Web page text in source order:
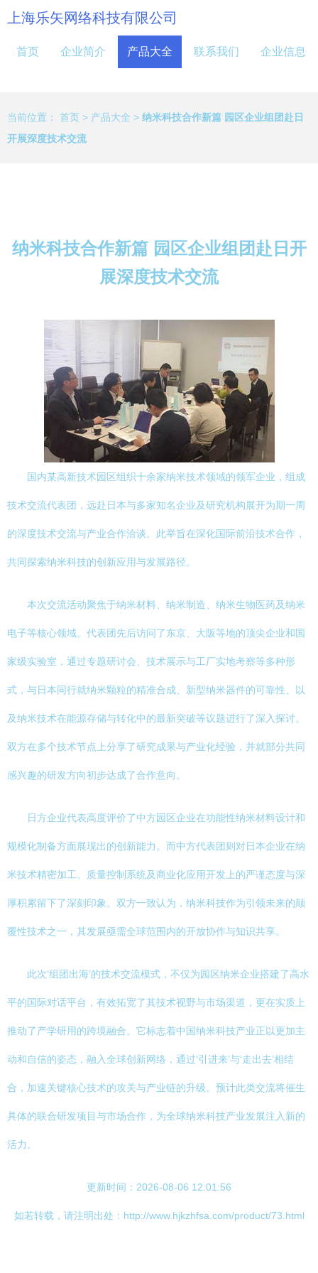
上海乐矢网络科技有限公司
首页 企业简介 产品大全 联系我们 企业信息
当前位置： 首页 > 产品大全 > 纳米科技合作新篇 园区企业组团赴日
开展深度技术交流
纳米科技合作新篇 园区企业组团赴日开
展深度技术交流
国内某高新技术园区组织十余家纳米技术领域的领军企业，组成
技术交流代表团，远赴日本与多家知名企业及研究机构展开为期一周
的深度技术交流与产业合作洽谈。此举旨在深化国际前沿技术合作，
共同探索纳米科技的创新应用与发展路径。
本次交流活动聚焦于纳米材料、纳米制造、纳米生物医药及纳米
电子等核心领域。代表团先后访问了东京、大阪等地的顶尖企业和国
家级实验室，通过专题研讨会、技术展示与工厂实地考察等多种形
式，与日本同行就纳米颗粒的精准合成、新型纳米器件的可靠性、以
及纳米技术在能源存储与转化中的最新突破等议题进行了深入探讨。
双方在多个技术节点上分享了研究成果与产业化经验，并就部分共同
感兴趣的研发方向初步达成了合作意向。
日方企业代表高度评价了中方园区企业在功能性纳米材料设计和
规模化制备方面展现出的创新能力。而中方代表团则对日本企业在纳
米技术精密加工、质量控制系统及商业化应用开发上的严谨态度与深
厚积累留下了深刻印象。双方一致认为，纳米科技作为引领未来的颠
覆性技术之一，其发展亟需全球范围内的开放协作与知识共享。
此次‘组团出海’的技术交流模式，不仅为园区纳米企业搭建了高水
平的国际对话平台，有效拓宽了其技术视野与市场渠道，更在实质上
推动了产学研用的跨境融合。它标志着中国纳米科技产业正以更加主
动和自信的姿态，融入全球创新网络，通过‘引进来’与‘走出去’相结
合，加速关键核心技术的攻关与产业链的升级。预计此类交流将催生
具体的联合研发项目与市场合作，为全球纳米科技产业发展注入新的
活力。
更新时间：2026-08-06 12:01:56
如若转载，请注明出处：http://www.hjkzhfsa.com/product/73.html